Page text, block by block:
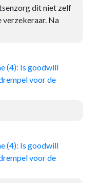
dit niet zelf
verzekeraar. Na
(4): Is goodwill
voor de
(4): Is goodwill
voor de